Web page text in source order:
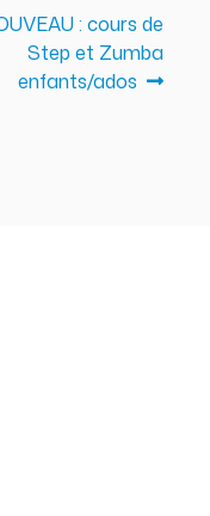
: cours de
Step et Zumba
enfants/ados